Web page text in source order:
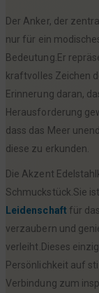
Der Anker, der
nur für ein
Bedeutung.Er
kraftvolles Zeichen
Erinnerung daran,
Herausforderung
dass das Meer
diese zu erkunden.
Die Akzent
Schmuckstück.Sie
Leidenschaft für
verzaubern und
verleiht.Dieses
Persönlichkeit auf
Verbindung zum